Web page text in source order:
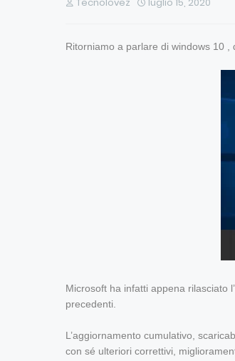
Ritorniamo a parlare di windows 10
Microsoft ha infatti appena rilasciato
precedenti.
L’aggiornamento cumulativo,
con sé ulteriori correttivi,